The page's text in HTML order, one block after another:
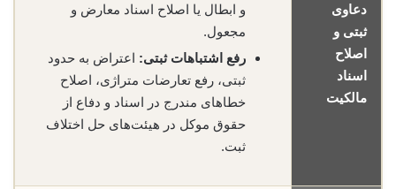
دعاوی
ثبتی و
اصلاح
اسناد
مالکیت
و ابطال یا اصلاح اسناد معارض و
مجعول.
رفع اشتباهات ثبتی: اعتراض به حدود
ثبتی، رفع تعارضات متراژی، اصلاح
خطاهای مندرج در اسناد و دفاع از
حقوق موکل در هیئت‌های حل اختلاف
ثبت.